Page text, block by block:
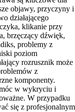
objawy, przyczyny i
działającego
klikanie przy
brzęczący dźwięk,
problemy z
poziom
rozrusznik może
z
komponenty.
w wykryciu i
W przypadku
się z profesjonalnym